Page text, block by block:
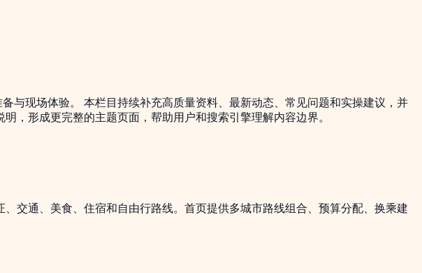
与现场体验。 本栏目持续补充高质量资料、最新动态、常见问题和实操建议，并
，形成更完整的主题页面，帮助用户和搜索引擎理解内容边界。
交通、美食、住宿和自由行路线。首页提供多城市路线组合、预算分配、换乘建